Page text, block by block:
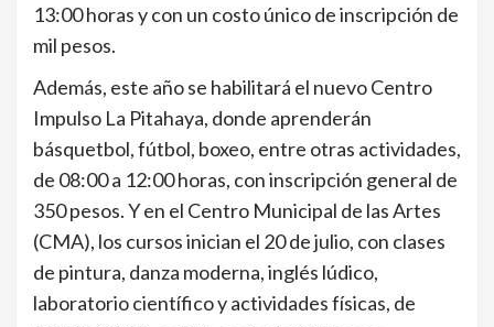
13:00 horas y con un costo único de inscripción de
mil pesos.
Además, este año se habilitará el nuevo Centro
Impulso La Pitahaya, donde aprenderán
básquetbol, fútbol, boxeo, entre otras actividades,
de 08:00 a 12:00 horas, con inscripción general de
350 pesos. Y en el Centro Municipal de las Artes
(CMA), los cursos inician el 20 de julio, con clases
de pintura, danza moderna, inglés lúdico,
laboratorio científico y actividades físicas, de